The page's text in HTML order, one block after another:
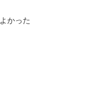
かった